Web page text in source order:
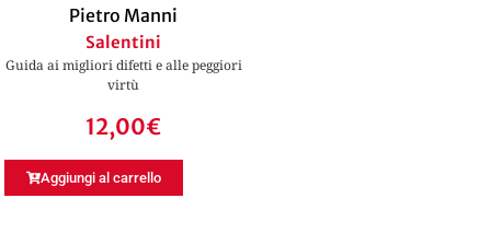
Pietro Manni
Salentini
Guida ai migliori difetti e alle peggiori
virtù
12,00€
Aggiungi al carrello